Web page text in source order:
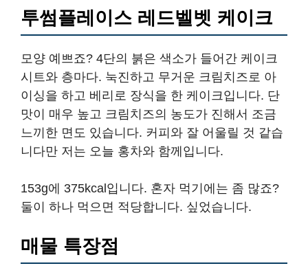
투썸플레이스 레드벨벳 케이크
모양 예쁘죠? 4단의 붉은 색소가 들어간 케이크
시트와 층마다. 눅진하고 무거운 크림치즈로 아
이싱을 하고 베리로 장식을 한 케이크입니다. 단
맛이 매우 높고 크림치즈의 농도가 진해서 조금
느끼한 면도 있습니다. 커피와 잘 어울릴 것 같습
니다만 저는 오늘 홍차와 함께입니다.
153g에 375kcal입니다. 혼자 먹기에는 좀 많죠?
둘이 하나 먹으면 적당합니다. 싶었습니다.
매물 특장점